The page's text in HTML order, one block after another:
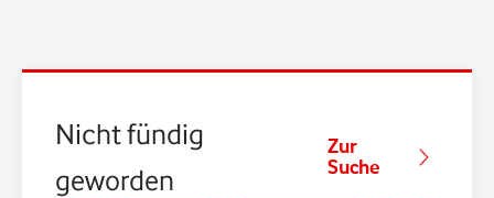
Nicht fündig
geworden?
Zur
Suche